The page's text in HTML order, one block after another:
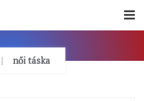
női táska